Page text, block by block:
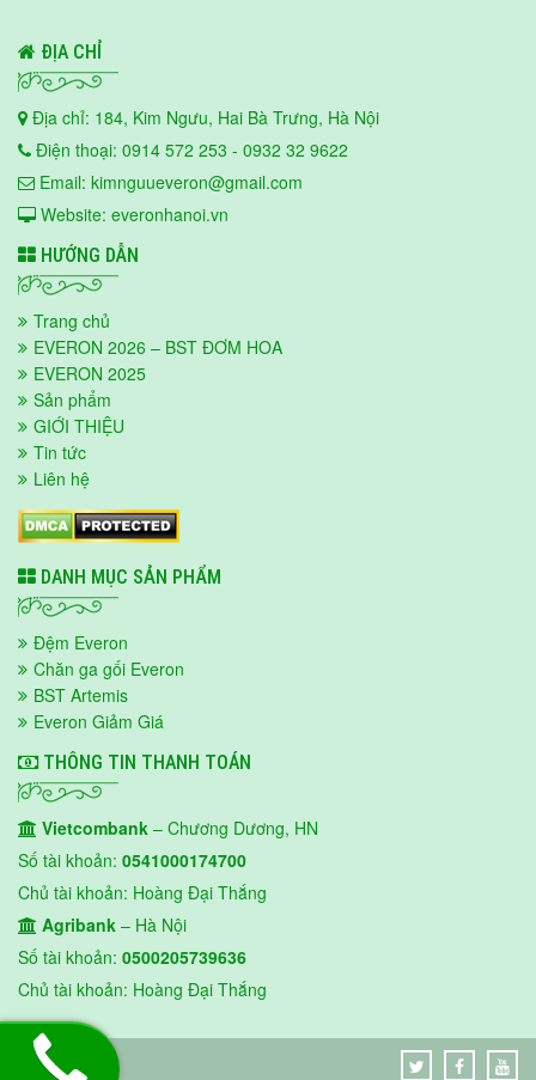
ĐỊA CHỈ
Địa chỉ: 184, Kim Ngưu, Hai Bà Trưng, Hà Nội
Điện thoại: 0914 572 253 - 0932 32 9622
Email: kimnguueveron@gmail.com
Website: everonhanoi.vn
HƯỚNG DẪN
Trang chủ
EVERON 2026 – BST ĐƠM HOA
EVERON 2025
Sản phẩm
GIỚI THIỆU
Tin tức
Liên hệ
DANH MỤC SẢN PHẨM
Đệm Everon
Chăn ga gối Everon
BST Artemis
Everon Giảm Giá
THÔNG TIN THANH TOÁN
Vietcombank – Chương Dương, HN
Số tài khoản: 0541000174700
Chủ tài khoản: Hoàng Đại Thắng
Agribank – Hà Nội
Số tài khoản: 0500205739636
Chủ tài khoản: Hoàng Đại Thắng
EVERON